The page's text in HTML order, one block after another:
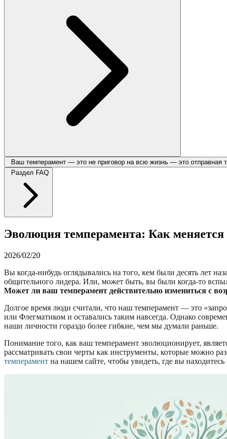
Ваш темперамент — это не приговор на всю жизнь — это отправная
Раздел FAQ
Эволюция темперамента: Как
2026/02/20
Вы когда-нибудь оглядывались на того, кем были десять лет
общительного лидера. Или, может быть, вы были когда-то
Может ли ваш темперамент действительно измениться с
Долгое время люди считали, что наш темперамент — это
или Флегматиком и оставались таким навсегда. Однако
наши личности гораздо более гибкие, чем мы думали раньше.
Понимание того, как ваш темперамент эволюционирует,
рассматривать свои черты как инструменты, которые можно
темперамент на нашем сайте, чтобы увидеть, где вы